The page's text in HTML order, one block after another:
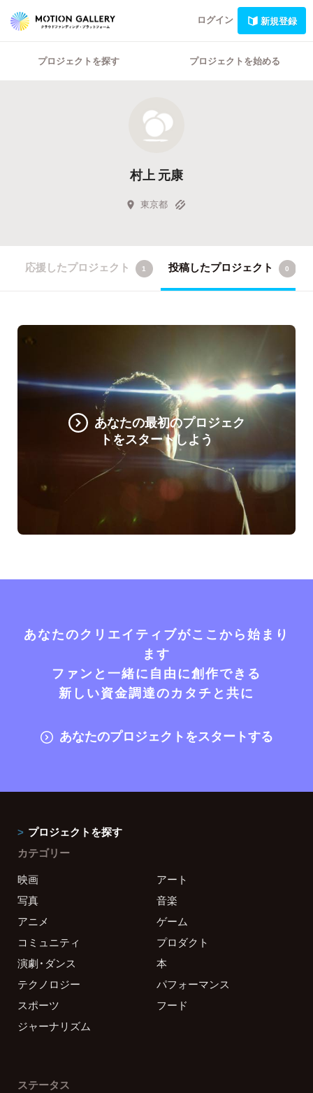
ログイン 新規登録
プロジェクトを探す プロジェクトを始める
村上 元康
東京都
応援したプロジェクト 1 投稿したプロジェクト 0
あなたの最初のプロジェク
トをスタートしよう
あなたのクリエイティブがここから始まり
ます
ファンと一緒に自由に創作できる
新しい資金調達のカタチと共に
あなたのプロジェクトをスタートする
プロジェクトを探す
カテゴリー
映画
アート
写真
音楽
アニメ
ゲーム
コミュニティ
プロダクト
演劇・ダンス
本
テクノロジー
パフォーマンス
スポーツ
フード
ジャーナリズム
ステータス